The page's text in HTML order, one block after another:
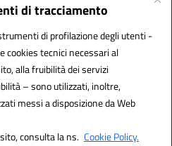
di tracciamento
di profilazione degli utenti -
cookies tecnici necessari al
alla fruibilità dei servizi
– sono utilizzati, inoltre,
messi a disposizione da Web
consulta la ns. Cookie Policy.
rmic8b900g@pec.istruzione.it
(IPA): istsc_rmic8b900g
by 3D Solution S.r.l.